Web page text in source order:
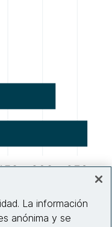
AI, Stanford
La información
anónima y se